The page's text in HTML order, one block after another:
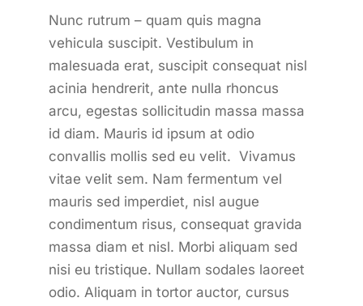
Nunc rutrum – quam quis magna
vehicula suscipit. Vestibulum in
malesuada erat, suscipit consequat nisl
acinia hendrerit, ante nulla rhoncus
arcu, egestas sollicitudin massa massa
id diam. Mauris id ipsum at odio
convallis mollis sed eu velit. Vivamus
vitae velit sem. Nam fermentum vel
mauris sed imperdiet, nisl augue
condimentum risus, consequat gravida
massa diam et nisl. Morbi aliquam sed
nisi eu tristique. Nullam sodales laoreet
odio. Aliquam in tortor auctor, cursus